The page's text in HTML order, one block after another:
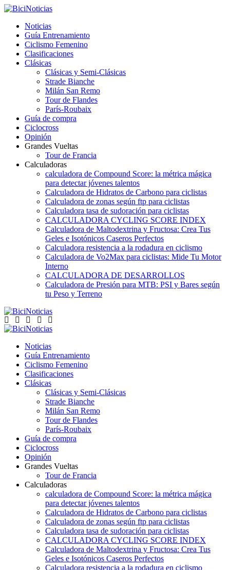
Noticias
Guía Entrenamiento
Ciclismo Femenino
Clasificaciones
Clásicas
Clásicas y Semi-Clásicas
Strade Bianche
Milán San Remo
Tour de Flandes
París-Roubaix
Guía de compra
Ciclocross
Opinión
Grandes Vueltas
Tour de Francia
Calculadoras
calculadora de Compound Score: la métrica mágica
para detectar jóvenes talentos
Calculadora de Hidratos de Carbono para ciclistas
Calculadora de zonas según ftp para ciclistas
Calculadora tasa de sudoración para ciclistas
CALCULADORA CYCLING SCORE INDEX
Calculadora de Maltodextrina y Fructosa: Crea Tus
Geles e Isotónicos Caseros Perfectos
Calculadora resistencia a la rodadura en ciclismo
Calculadora de Vo2Max para ciclistas: Mide Tu Motor
Interno
CALCULADORA DE DESARROLLOS
Calculadora de Presión para MTB: PSI y Bares según
tu Peso y Terreno
Noticias
Guía Entrenamiento
Ciclismo Femenino
Clasificaciones
Clásicas
Clásicas y Semi-Clásicas
Strade Bianche
Milán San Remo
Tour de Flandes
París-Roubaix
Guía de compra
Ciclocross
Opinión
Grandes Vueltas
Tour de Francia
Calculadoras
calculadora de Compound Score: la métrica mágica
para detectar jóvenes talentos
Calculadora de Hidratos de Carbono para ciclistas
Calculadora de zonas según ftp para ciclistas
Calculadora tasa de sudoración para ciclistas
CALCULADORA CYCLING SCORE INDEX
Calculadora de Maltodextrina y Fructosa: Crea Tus
Geles e Isotónicos Caseros Perfectos
Calculadora resistencia a la rodadura en ciclismo